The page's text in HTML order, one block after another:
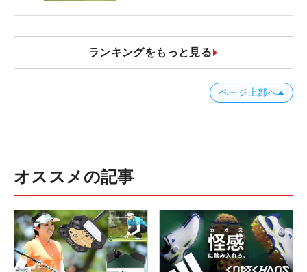
ランキングをもっと見る
ページ上部へ
オススメの記事